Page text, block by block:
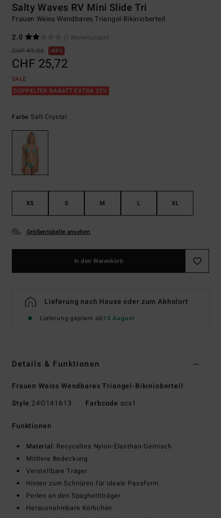
Salty Waves RV Mini Slide Tri
Frauen Weiss Wendbares Triangel-Bikinioberteil
2.0
(1 Bewertungen)
CHF 49,00
48%
CHF 25,72
SALE
DOPPELTER RABATT EXTRA 25%
Farbe Salt Crystal
XS S M L XL
Größentabelle ansehen
In den Warenkorb
Lieferung nach Hause oder zum Abholort
Lieferung geplant ab15 August
Details & Funktionen
Frauen Weiss Wendbares Triangel-Bikinioberteil
Style 24O141613 Farbcode scs1
Funktionen
Material: Recyceltes Nylon-Elasthan-Gemisch
Mittlere Bedeckung
Verstellbare Träger
Hinten zum Schnüren für ideale Passform
Perlen an den Spaghettiträger
Herausnehmbare Körbchen